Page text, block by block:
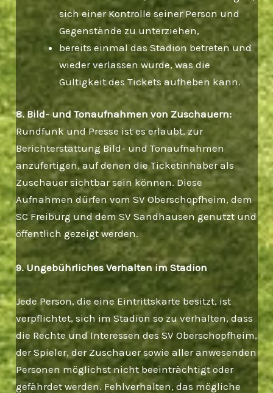
sich einer Kontrolle seiner Person und
Gegenstände zu unterziehen,
bereits einmal das Stadion betreten und
wieder verlassen wurde, was die
Gültigkeit des Tickets aufheben kann.
8. Bild- und Tonaufnahmen von Zuschauern:
Rundfunk und Presse ist es erlaubt, zur
Berichterstattung Bild- und Tonaufnahmen
anzufertigen, auf denen die Ticketinhaber als
Zuschauer sichtbar sein können. Diese
Aufnahmen dürfen vom SV Oberschopfheim, dem
SC Freiburg und dem SV Sandhausen genutzt und
öffentlich gezeigt werden.
9. Ungebührliches Verhalten im Stadion
Jede Person, die eine Eintrittskarte besitzt, ist
verpflichtet, sich im Stadion so zu verhalten, dass
die Rechte und Interessen des SV Ober­schopfheim,
der Spieler, der Zuschauer sowie aller anwesenden
Personen möglichst nicht beeinträchtigt oder
gefährdet werden. Fehlverhalten, das mögliche